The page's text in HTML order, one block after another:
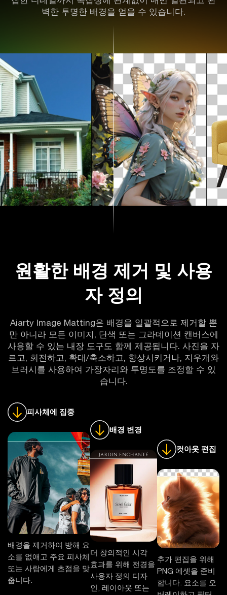
벽한 투명한 배경을 얻을 수 있습니다.
원활한 배경 제거 및 사용
자 정의
Aiarty Image Matting은 배경을 일괄적으로 제거할 뿐
만 아니라 모든 이미지, 단색 또는 그라데이션 캔버스에
사용할 수 있는 내장 도구도 함께 제공됩니다. 사진을 자
르고, 회전하고, 확대/축소하고, 향상시키거나, 지우개와
브러시를 사용하여 가장자리와 투명도를 조정할 수 있
습니다.
피사체에 집중
배경을 제거하여 방해 요
소를 없애고 주요 피사체
또는 사람에게 초점을 맞
춥니다.
배경 변경
더 창의적인 시각
효과를 위해 전경을
사용자 정의 디자
인, 레이아웃 또는
컷아웃 편집
추가 편집을 위해
PNG 에셋을 준비
합니다. 요소를 오